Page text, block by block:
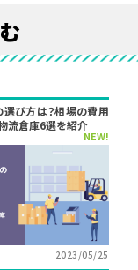
び方は？相場の費用
流倉庫6選を紹介
NEW!
2023/05/25